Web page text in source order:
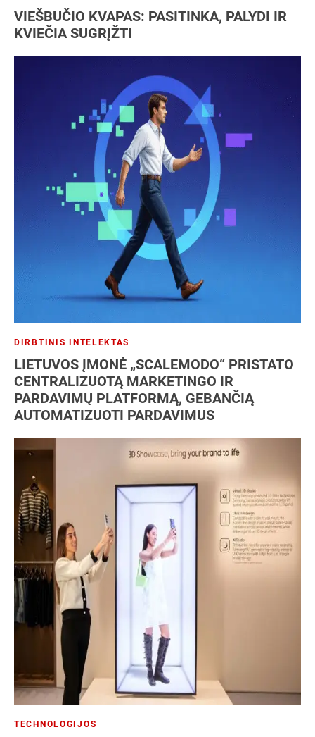
VIEŠBUČIO KVAPAS: PASITINKA, PALYDI IR
KVIEČIA SUGRĮŽTI
DIRBTINIS INTELEKTAS
LIETUVOS ĮMONĖ „SCALEMODO“ PRISTATO
CENTRALIZUOTĄ MARKETINGO IR
PARDAVIMŲ PLATFORMĄ, GEBANČIĄ
AUTOMATIZUOTI PARDAVIMUS
TECHNOLOGIJOS